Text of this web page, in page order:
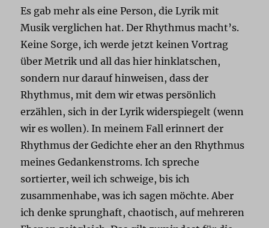
Es gab mehr als eine Person, die Lyrik mit
Musik verglichen hat. Der Rhythmus macht’s.
Keine Sorge, ich werde jetzt keinen Vortrag
über Metrik und all das hier hinklatschen,
sondern nur darauf hinweisen, dass der
Rhythmus, mit dem wir etwas persönlich
erzählen, sich in der Lyrik widerspiegelt (wenn
wir es wollen). In meinem Fall erinnert der
Rhythmus der Gedichte eher an den Rhythmus
meines Gedankenstroms. Ich spreche
sortierter, weil ich schweige, bis ich
zusammenhabe, was ich sagen möchte. Aber
ich denke sprunghaft, chaotisch, auf mehreren